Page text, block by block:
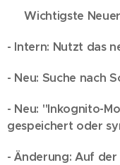
💢 Wichtigste
- Intern: Nutzt das
- Neu: Suche nach
- Neu: "Inkognito-
gespeichert oder
- Änderung: Auf